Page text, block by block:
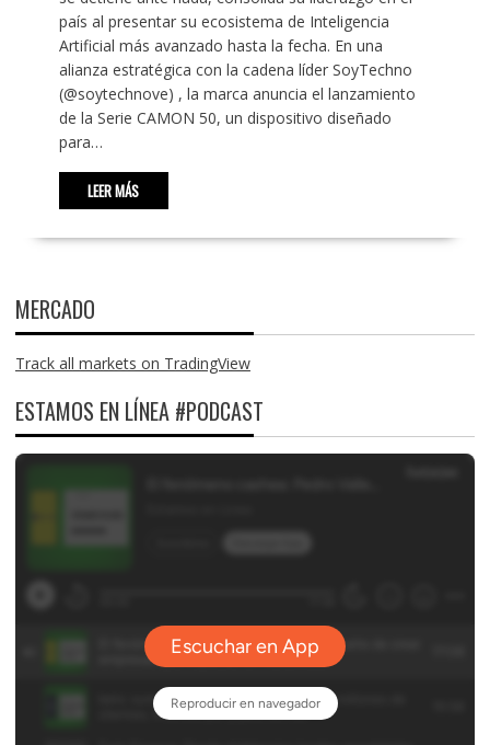
país al presentar su ecosistema de Inteligencia
Artificial más avanzado hasta la fecha. En una
alianza estratégica con la cadena líder SoyTechno
(@soytechnove) , la marca anuncia el lanzamiento
de la Serie CAMON 50, un dispositivo diseñado
para…
LEER MÁS
MERCADO
Track all markets on TradingView
ESTAMOS EN LÍNEA #PODCAST